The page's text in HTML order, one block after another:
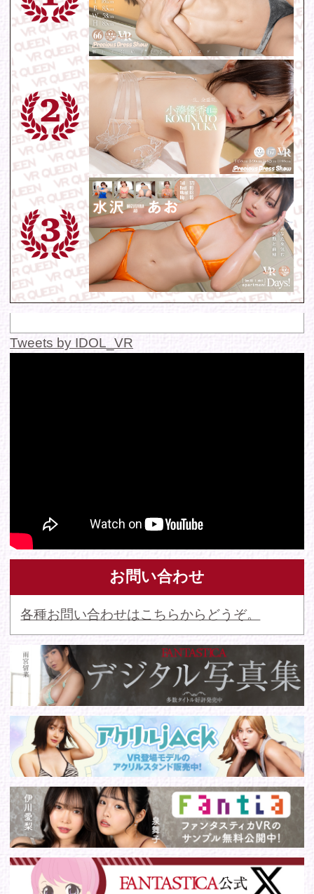
お問い合わせ
各種お問い合わせはこちらからどうぞ。
© 2016 FANTASTICA. All Rights Reserved.
このサイトに掲載の写真・文章等の無断転載・転用・引用・複